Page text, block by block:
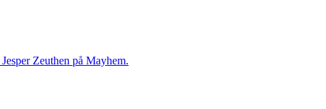
Zeuthen på Mayhem.